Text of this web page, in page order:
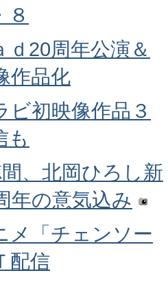
８
ｄ20周年公演＆
作品化
ビ初映像作品３
も
間、北岡ひろし新
年の意気込み
メ「チェンソー
配信